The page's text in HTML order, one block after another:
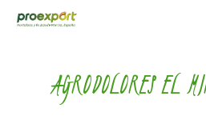
AGRODOLORES EL